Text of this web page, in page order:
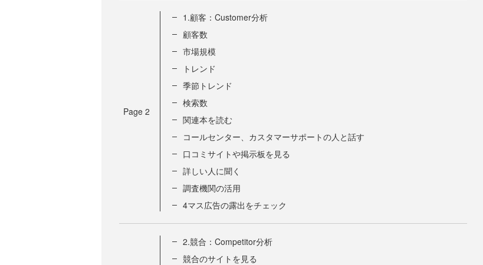
Page 2
1.顧客：Customer分析
顧客数
市場規模
トレンド
季節トレンド
検索数
関連本を読む
コールセンター、カスタマーサポートの人と話す
口コミサイトや掲示板を見る
詳しい人に聞く
調査機関の活用
4マス広告の露出をチェック
2.競合：Competitor分析
競合のサイトを見る